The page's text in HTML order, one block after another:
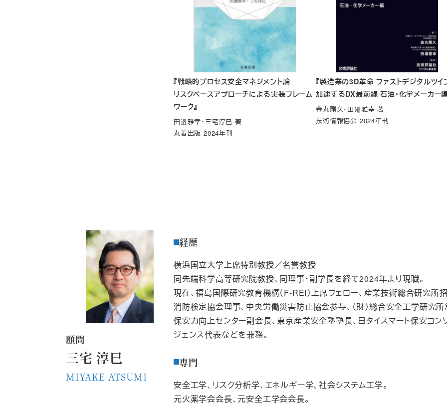
『戦略的プロセス安全マネジメント論
リスクベースアプローチによる実装フレーム
ワーク』
田邉雅幸・三宅淳巳 著
丸善出版 2024年刊
『製造業の3D革命 ファストデジタルツイ
加速するDX最前線 石油・化学メーカー
金丸剛久・田邉雅幸 著
技術情報協会 2024年刊
顧問
三宅 淳巳
MIYAKE ATSUMI
経歴
横浜国立大学上席特別教授／名誉教授
同先端科学高等研究院教授、同理事・副学長を経て2024年より現職。
現在、福島国際研究教育機構（F-REI）上席フェロー、産業技術総合研究
消防検定協会理事、中央労働災害防止協会参与、（財）総合安全工学研究
保安力向上センター副会長、東京産業安全塾塾長、日タイスマート保安コン
ジェンス代表などを兼務。
専門
安全工学、リスク分析学、エネルギー学、社会システム工学。
元火薬学会会長、元安全工学会会長。